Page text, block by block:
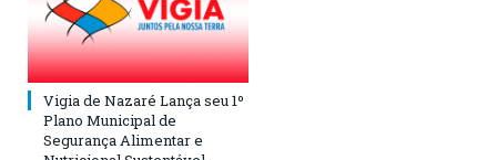
Vigia de Nazaré Lança seu 1º
Plano Municipal de
Segurança Alimentar e